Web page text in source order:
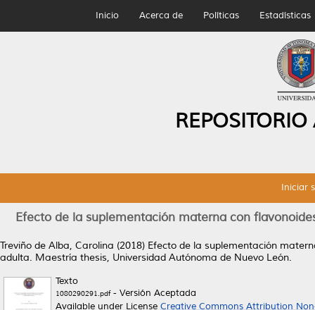
Inicio Acerca de Políticas Estadísticas
Iniciar
Efecto de la suplementación materna con
Treviño de Alba, Carolina (2018) Efecto de la suplementación
adulta. Maestría thesis, Universidad Autónoma de Nuevo León.
Texto
1080290291.pdf- Versión Aceptada
Available under License Creative Commons Attribution